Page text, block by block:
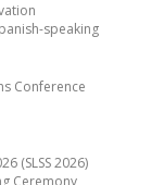
speaking
Conference
(SLSS 2026)
Ceremony